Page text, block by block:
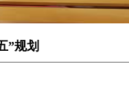
”规划